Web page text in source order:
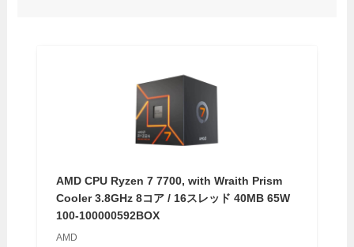
AMD CPU Ryzen 7 7700, with Wraith Prism
Cooler 3.8GHz 8コア / 16スレッド 40MB 65W
100-100000592BOX
AMD